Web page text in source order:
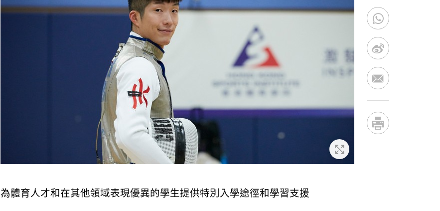
放大
為體育人才和在其他領域表現優異的學生提供特別入學途徑和學習支援